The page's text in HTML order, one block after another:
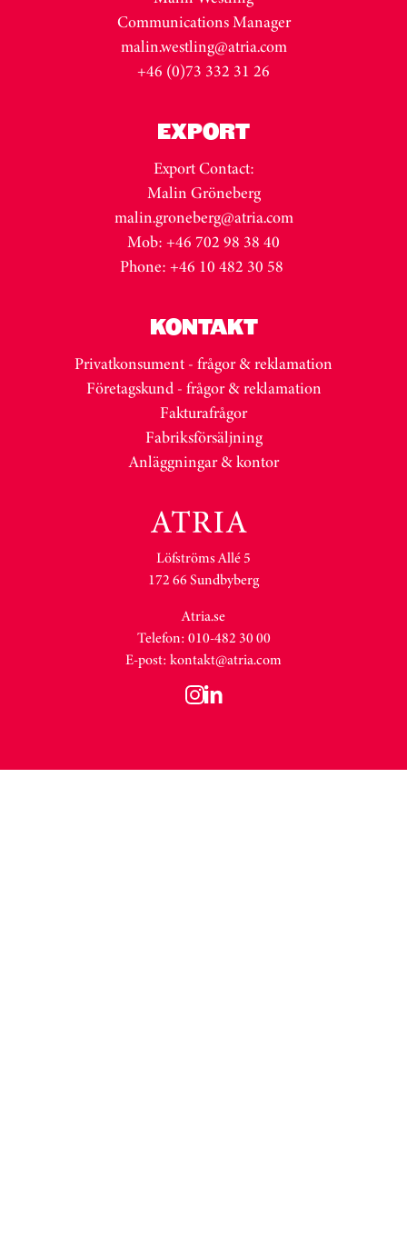
Communications Manager
malin.westling@atria.com
+46 (0)73 332 31 26
EXPORT
Export Contact:
Malin Gröneberg
malin.groneberg@atria.com
Mob: +46 702 98 38 40
Phone: +46 10 482 30 58
KONTAKT
Privatkonsument - frågor & reklamation
Företagskund - frågor & reklamation
Fakturafrågor
Fabriksförsäljning
Anläggningar & kontor
Löfströms Allé 5
172 66 Sundbyberg
Atria.se
Telefon: 010-482 30 00
E-post: kontakt@atria.com